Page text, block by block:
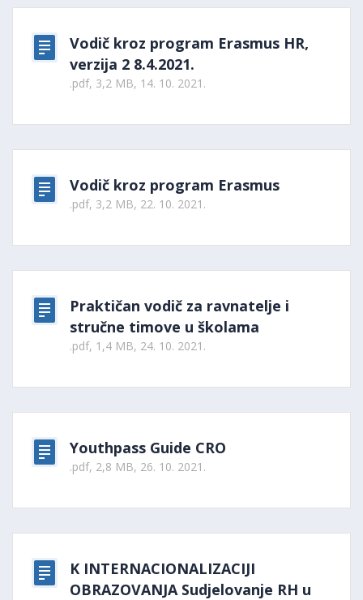
Vodič kroz program Erasmus HR,
verzija 2 8.4.2021.
.pdf, 3,2 MB, 14. 10. 2021.
Vodič kroz program Erasmus
.pdf, 3,2 MB, 22. 10. 2021.
Praktičan vodič za ravnatelje i
stručne timove u školama
.pdf, 1,4 MB, 24. 10. 2021.
Youthpass Guide CRO
.pdf, 2,8 MB, 26. 10. 2021.
K INTERNACIONALIZACIJI
OBRAZOVANJA Sudjelovanje RH u